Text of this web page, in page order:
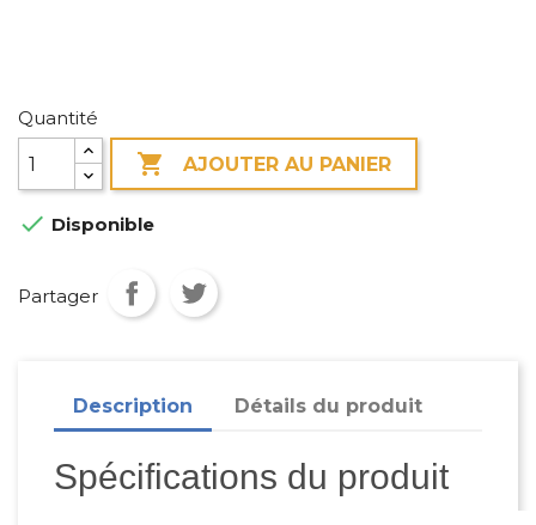
Quantité
 AJOUTER AU PANIER
 Disponible
Partager
Description Détails du produit
Spécifications du produit